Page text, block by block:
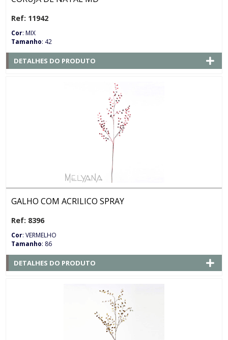
Ref: 11942
Cor: MIX
Tamanho: 42
DETALHES DO PRODUTO
GALHO COM ACRILICO SPRAY
Ref: 8396
Cor: VERMELHO
Tamanho: 86
DETALHES DO PRODUTO